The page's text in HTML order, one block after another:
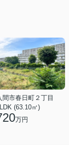
間市春日町２丁目
(63.10㎡)
万円